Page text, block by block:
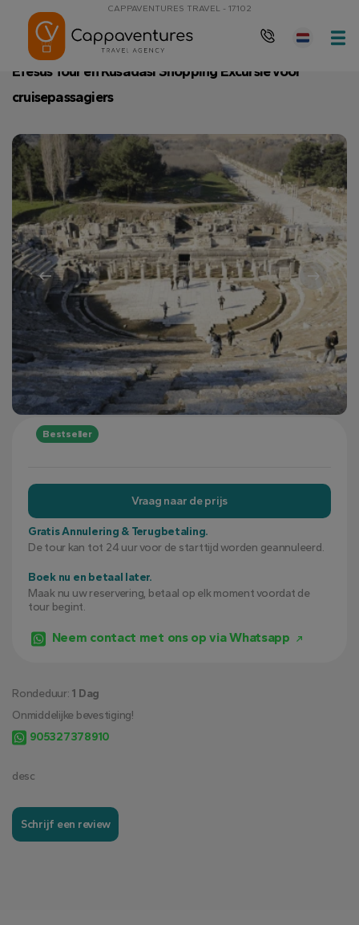
CAPPAVENTURES TRAVEL - 17102
Hoofdpagina
desc
Schrijf een review
Efesus Tour en Kusadasi Shopping Excursie voor
cruisepassagiers
Bestseller
Vraag naar de prijs
Gratis Annulering & Terugbetaling.
De tour kan tot 24 uur voor de starttijd worden geannuleerd.
Boek nu en betaal later.
Maak nu uw reservering, betaal op elk moment voordat de
tour begint.
Neem contact met ons op via Whatsapp
Rondeduur: 1 Dag
Onmiddelijke bevestiging!
905327378910